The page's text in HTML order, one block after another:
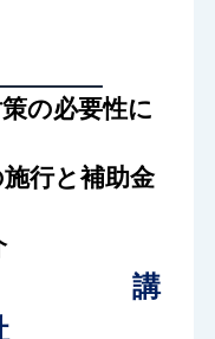
の必要性に
行と補助金
講